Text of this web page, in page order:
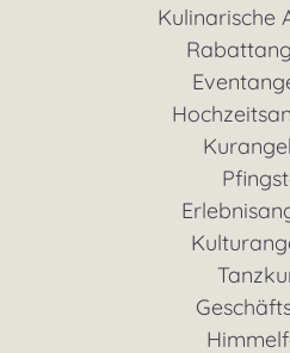
Kulinarische